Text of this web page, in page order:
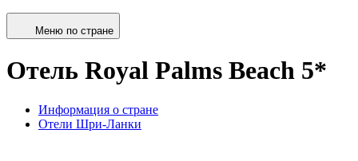
Меню по стране
Отель Royal Palms Beach 5*
Информация о стране
Отели Шри-Ланки